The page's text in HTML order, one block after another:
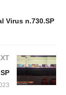
Virus n.730.SP